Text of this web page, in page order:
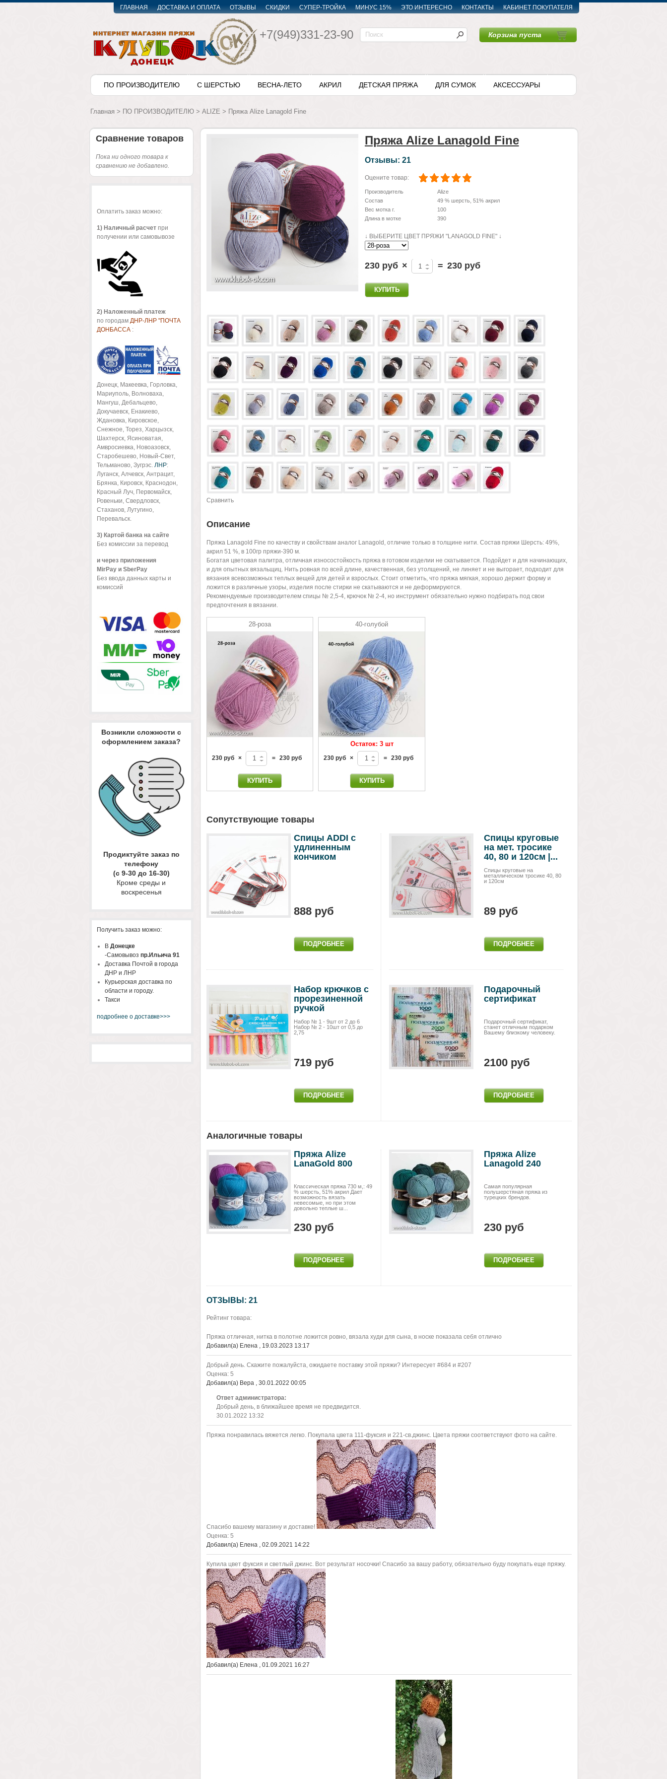
ГЛАВНАЯ ДОСТАВКА И ОПЛАТА ОТЗЫВЫ СКИДКИ СУПЕР-ТРОЙКА МИНУС 15% ЭТО ИНТЕРЕСНО КОНТАКТЫ КАБИНЕТ ПОКУПАТЕЛЯ
+7(949)331-23-90 Корзина пуста
ПО ПРОИЗВОДИТЕЛЮ С ШЕРСТЬЮ ВЕСНА-ЛЕТО АКРИЛ ДЕТСКАЯ ПРЯЖА ДЛЯ СУМОК АКСЕССУАРЫ
Главная > ПО ПРОИЗВОДИТЕЛЮ > ALIZE > Пряжа Alize Lanagold Fine
Пряжа Alize Lanagold Fine
Отзывы: 21
Оцените товар:
Производитель
Alize
Состав
49 % шерсть, 51% акрил
Вес мотка г.
100
Длина в мотке
390
↓ ВЫБЕРИТЕ ЦВЕТ ПРЯЖИ "LANAGOLD FINE" ↓
230 руб × = 230 руб
Сравнить
Описание
Пряжа Lanagold Fine по качеству и свойствам аналог Lanagold, отличие только в толщине нити. Состав пряжи Шерсть: 49%,
акрил 51 %, в 100гр пряжи-390 м.
Богатая цветовая палитра, отличная износостойкость пряжа в готовом изделии не скатывается. Подойдет и для начинающих,
и для опытных вязальщиц. Нить ровная по всей длине, качественная, без утолщений, не линяет и не выгорает, подходит для
вязания всевозможных теплых вещей для детей и взрослых. Стоит отметить, что пряжа мягкая, хорошо держит форму и
ложится в различные узоры, изделия после стирки не скатываются и не деформируются.
Рекомендуемые производителем спицы № 2,5-4, крючок № 2-4, но инструмент обязательно нужно подбирать под свои
предпочтения в вязании.
28-роза
230 руб × = 230 руб
40-голубой
Остаток: 3 шт
230 руб × = 230 руб
Сопутствующие товары
Спицы ADDI c
удлиненным
кончиком
888 руб
Спицы круговые
на мет. тросике
40, 80 и 120см |...
Спицы круговые на
металлическом тросике 40, 80
и 120см
89 руб
Набор крючков с
прорезиненной
ручкой
Набор № 1 - 9шт от 2 до 6
Набор № 2 - 10шт от 0,5 до
2,75
719 руб
Подарочный
сертификат
Подарочный сертификат,
станет отличным подарком
Вашему близкому человеку.
2100 руб
Аналогичные товары
Пряжа Alize
LanaGold 800
Классическая пряжа 730 м,: 49
% шерсть, 51% акрил Дает
возможность вязать
невесомые, но при этом
довольно теплые ш...
230 руб
Пряжа Alize
Lanagold 240
Самая популярная
полушерстяная пряжа из
турецких брендов.
230 руб
ОТЗЫВЫ: 21
Рейтинг товара:
Пряжа отличная, нитка в полотне ложится ровно, вязала худи для сына, в носке показала себя отлично
Добавил(а) Елена , 19.03.2023 13:17
Добрый день. Скажите пожалуйста, ожидаете поставку этой пряжи? Интересует #684 и #207
Оценка: 5
Добавил(а) Вера , 30.01.2022 00:05
Ответ администратора:
Добрый день, в ближайшее время не предвидится.
30.01.2022 13:32
Пряжа понравилась вяжется легко. Покупала цвета 111-фуксия и 221-св.джинс. Цвета пряжи соответствуют фото на сайте.
Спасибо вашему магазину и доставке!
Оценка: 5
Добавил(а) Елена , 02.09.2021 14:22
Купила цвет фуксия и светлый джинс. Вот результат носочки! Спасибо за вашу работу, обязательно буду покупать еще пряжу.
Добавил(а) Елена , 01.09.2021 16:27
Сравнение товаров
Пока ни одного товара к
сравнению не добавлено.
Оплатить заказ можно:
1) Наличный расчетпри
получении или самовывозе
2) Наложенный платеж
по городам ДНР-ЛНР "ПОЧТА
ДОНБАССА:
Донецк, Макеевка, Горловка,
Мариуполь, Волноваха,
Мангуш, Дебальцево,
Докучаевск, Енакиево,
Ждановка, Кировское,
Снежное, Торез, Харцызск,
Шахтерск, Ясиноватая,
Амвросиевка, Новоазовск,
Старобешево, Новый-Свет,
Тельманово, Зугрэс. ЛНР:
Луганск, Алчевск, Антрацит,
Брянка, Кировск, Краснодон,
Красный Луч, Первомайск,
Ровеньки, Свердловск,
Стаханов, Лутугино,
Перевальск.
3) Картой банка на сайте
Без комиссии за перевод
и через приложения
MirPay и SberPay
Без ввода данных карты и
комиссий
Возникли сложности с
оформлением заказа?
Продиктуйте заказ по
телефону
(с 9-30 до 16-30)
Кроме среды и
воскресенья
Получить заказ можно:
В Донецке
-Самовывоз пр.Ильича 91
Доставка Почтой в города
ДНР и ЛНР
Курьерская доставка по
области и городу.
Такси
подробнее о доставке>>>